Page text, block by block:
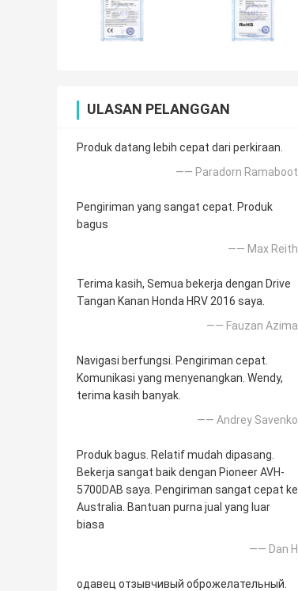
ULASAN PELANGGAN
Produk datang lebih cepat dari perkiraan.
—— Paradorn Ramaboot
Pengiriman yang sangat cepat. Produk
bagus
—— Max Reith
Terima kasih, Semua bekerja dengan Drive
Tangan Kanan Honda HRV 2016 saya.
—— Fauzan Azima
Navigasi berfungsi. Pengiriman cepat.
Komunikasi yang menyenangkan. Wendy,
terima kasih banyak.
—— Andrey Savenko
Produk bagus. Relatif mudah dipasang.
Bekerja sangat baik dengan Pioneer AVH-
5700DAB saya. Pengiriman sangat cepat ke
Australia. Bantuan purna jual yang luar
biasa
—— Dan H
одавец отзывчивый оброжелательный.